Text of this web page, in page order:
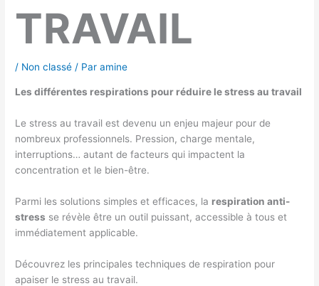
TRAVAIL
/ Non classé / Paramine
Les différentes respirations pour réduire le stress au travail
Le stress au travail est devenu un enjeu majeur pour de
nombreux professionnels. Pression, charge mentale,
interruptions… autant de facteurs qui impactent la
concentration et le bien-être.
Parmi les solutions simples et efficaces, la respiration anti-
stress se révèle être un outil puissant, accessible à tous et
immédiatement applicable.
Découvrez les principales techniques de respiration pour
apaiser le stress au travail.